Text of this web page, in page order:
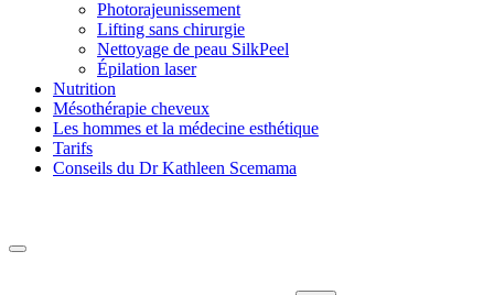
Photorajeunissement
Lifting sans chirurgie
Nettoyage de peau SilkPeel
Épilation laser
Nutrition
Mésothérapie cheveux
Les hommes et la médecine esthétique
Tarifs
Conseils du Dr Kathleen Scemama